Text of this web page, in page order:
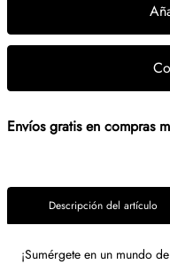
Envíos gratis en compras
Descripción del artículo
¡Sumérgete en un mundo